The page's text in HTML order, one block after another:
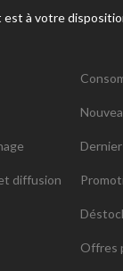
est à votre
diffusion
Offres